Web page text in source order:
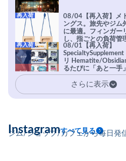
08/04【再入荷】メ
ングス。旅先やジム
に最適。フィンガー
し、指ごとの負荷管
イマーの指を本気で
再入荷
08/01【再入荷】
SpecialtySupplement
リ Hematite/
るたびに「あと一手
慣。高強度・高頻度
に耐えられる体を目
に、圧倒的支持を受
プリ。
再入荷
さらに表示
ジム/ショップ/カフェから毎日発
Instagramすべて見る